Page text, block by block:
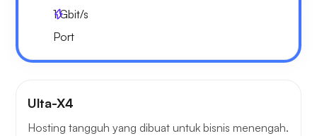
1Gbit/s
Port
Ulta-X4
Hosting tangguh yang dibuat untuk bisnis menengah.